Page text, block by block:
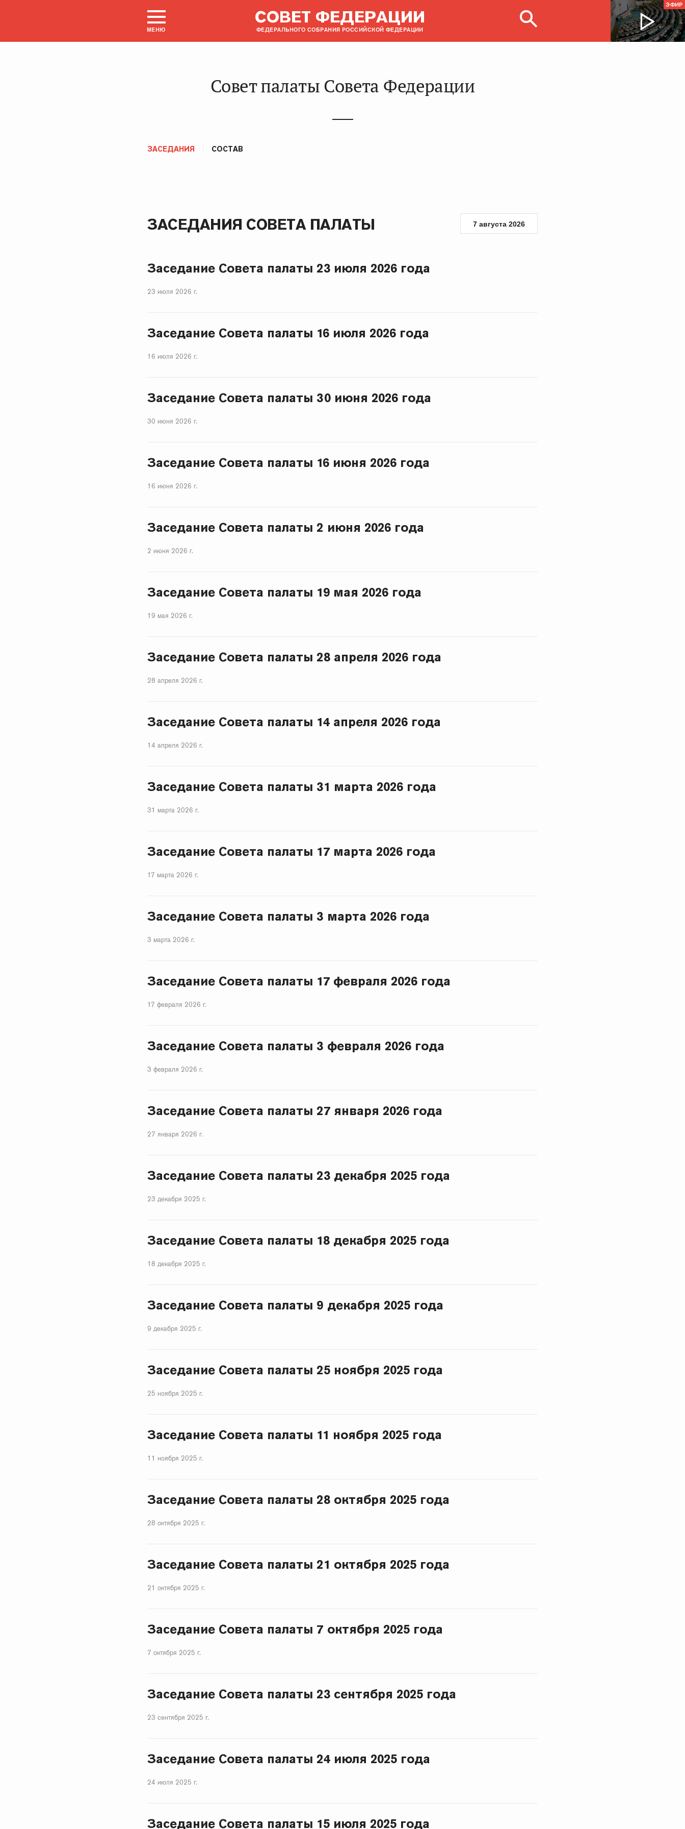
МЕНЮ
СОВЕТ ФЕДЕРАЦИИ
ФЕДЕРАЛЬНОГО СОБРАНИЯ РОССИЙСКОЙ ФЕДЕРАЦИИ
ЭФИР
Совет палаты Совета Федерации
ЗАСЕДАНИЯ СОСТАВ
ЗАСЕДАНИЯ СОВЕТА ПАЛАТЫ 7 августа 2026
Заседание Совета палаты 23 июля 2026 года
23 июля 2026 г.
Заседание Совета палаты 16 июля 2026 года
16 июля 2026 г.
Заседание Совета палаты 30 июня 2026 года
30 июня 2026 г.
Заседание Совета палаты 16 июня 2026 года
16 июня 2026 г.
Заседание Совета палаты 2 июня 2026 года
2 июня 2026 г.
Заседание Совета палаты 19 мая 2026 года
19 мая 2026 г.
Заседание Совета палаты 28 апреля 2026 года
28 апреля 2026 г.
Заседание Совета палаты 14 апреля 2026 года
14 апреля 2026 г.
Заседание Совета палаты 31 марта 2026 года
31 марта 2026 г.
Заседание Совета палаты 17 марта 2026 года
17 марта 2026 г.
Заседание Совета палаты 3 марта 2026 года
3 марта 2026 г.
Заседание Совета палаты 17 февраля 2026 года
17 февраля 2026 г.
Заседание Совета палаты 3 февраля 2026 года
3 февраля 2026 г.
Заседание Совета палаты 27 января 2026 года
27 января 2026 г.
Заседание Совета палаты 23 декабря 2025 года
23 декабря 2025 г.
Заседание Совета палаты 18 декабря 2025 года
18 декабря 2025 г.
Заседание Совета палаты 9 декабря 2025 года
9 декабря 2025 г.
Заседание Совета палаты 25 ноября 2025 года
25 ноября 2025 г.
Заседание Совета палаты 11 ноября 2025 года
11 ноября 2025 г.
Заседание Совета палаты 28 октября 2025 года
28 октября 2025 г.
Заседание Совета палаты 21 октября 2025 года
21 октября 2025 г.
Заседание Совета палаты 7 октября 2025 года
7 октября 2025 г.
Заседание Совета палаты 23 сентября 2025 года
23 сентября 2025 г.
Заседание Совета палаты 24 июля 2025 года
24 июля 2025 г.
Заседание Совета палаты 15 июля 2025 года